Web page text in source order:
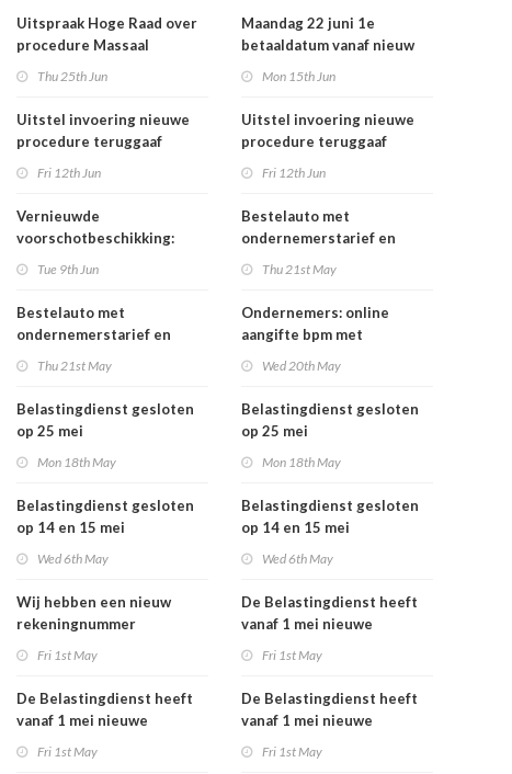
Uitspraak Hoge Raad over
procedure Massaal
Thu 25th Jun
Uitstel invoering nieuwe
procedure teruggaaf
Fri 12th Jun
Vernieuwde
voorschotbeschikking:
Tue 9th Jun
Bestelauto met
ondernemerstarief en
tijdelijk minder
motorrijtuigenbelasting
Thu 21st May
Belastingdienst gesloten
op 25 mei
Mon 18th May
Belastingdienst gesloten
op 14 en 15 mei
Wed 6th May
Wij hebben een nieuw
rekeningnummer
Fri 1st May
De Belastingdienst heeft
vanaf 1 mei nieuwe
Fri 1st May
Maandag 22 juni 1e
betaaldatum vanaf nieuw
Mon 15th Jun
Uitstel invoering nieuwe
procedure teruggaaf
Fri 12th Jun
Bestelauto met
ondernemerstarief en
tijdelijk minder
motorrijtuigenbelasting
Thu 21st May
Ondernemers: online
aangifte bpm met
Wed 20th May
Belastingdienst gesloten
op 25 mei
Mon 18th May
Belastingdienst gesloten
op 14 en 15 mei
Wed 6th May
De Belastingdienst heeft
vanaf 1 mei nieuwe
Fri 1st May
De Belastingdienst heeft
vanaf 1 mei nieuwe
Fri 1st May